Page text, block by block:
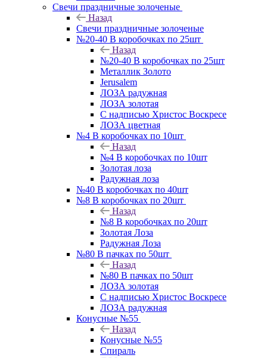
Свечи праздничные золоченые
Назад
Свечи праздничные золоченые
№20-40 В коробочках по 25шт
Назад
№20-40 В коробочках по 25шт
Металлик Золото
Jerusalem
ЛОЗА радужная
ЛОЗА золотая
С надписью Христос Воскресе
ЛОЗА цветная
№4 В коробочках по 10шт
Назад
№4 В коробочках по 10шт
Золотая лоза
Радужная лоза
№40 В коробочках по 40шт
№8 В коробочках по 20шт
Назад
№8 В коробочках по 20шт
Золотая Лоза
Радужная Лоза
№80 В пачках по 50шт
Назад
№80 В пачках по 50шт
ЛОЗА золотая
С надписью Христос Воскресе
ЛОЗА радужная
Конусные №55
Назад
Конусные №55
Спираль